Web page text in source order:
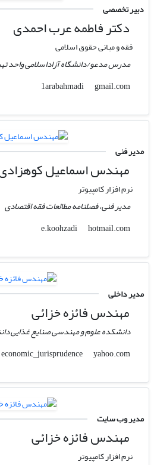
دبیر تخصصی
دکتر فاطمه عرب احمدی
فقه و مبانی حقوق اسلامی
مدرس مدعو/دانشگاه آزاداسلامی واحد
1arabahmadi
gmail.com
مدیر فنی
مهندس اسماعیل
نرم افزار کامپیوتر
مدیر فنی، فصلنامه مطالعات فقه اقتصادی
e.koohzadi
hotmail.com
مدیر داخلی
مهندس فائزه خزائی
دانشکده علوم و مهندسی صنایع غذایی
economic_jurisprudence
yahoo.com
مدیر وب سایت
مهندس فائزه خزائی
نرم افزار کامپیوتر